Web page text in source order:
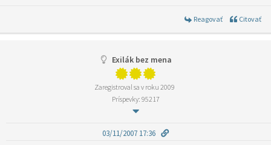
Reagovať Citovať
Exilák bez mena
Zaregistroval sa v roku 2009
Príspevky: 95217
03/11/2007 17:36